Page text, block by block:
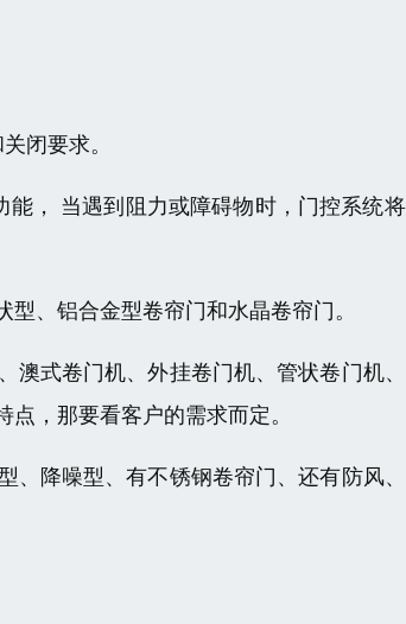
闭要求。
， 当遇到阻力或障碍物时，门控系统
、铝合金型卷帘门和水晶卷帘门。
澳式卷门机、外挂卷门机、管状卷门机
，那要看客户的需求而定。
、降噪型、有不锈钢卷帘门、还有防风